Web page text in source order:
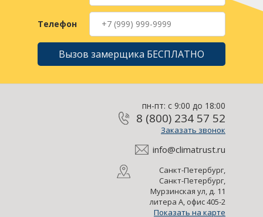
Телефон
Вызов замерщика БЕСПЛАТНО
пн-пт: с 9:00 до 18:00
8 (800) 234 57 52
Заказать звонок
info@climatrust.ru
Санкт-Петербург,
Санкт-Петербург,
Мурзинская ул, д. 11
литера А, офис 405-2
Показать на карте